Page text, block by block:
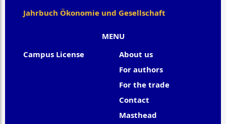
MENU
Campus License
About us
For authors
For the trade
Contact
Masthead
Jahrbuch Ökonomie und Gesellschaft